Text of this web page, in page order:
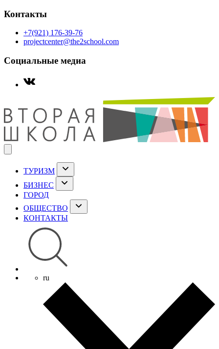
Контакты
+7(921) 176-39-76
projectcenter@the2school.com
Социальные медиа
ТУРИЗМ
БИЗНЕС
ГОРОД
ОБЩЕСТВО
КОНТАКТЫ
ru